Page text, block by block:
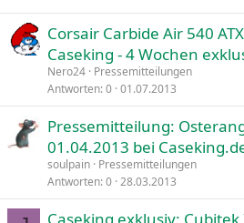
Corsair Carbide Air 540
Caseking - 4 Wochen
Nero24 Pressemitteilungen
Antworten 0 01.07.2013
Pressemitteilung:
01.04.2013 bei
soulpain Pressemitteilungen
Antworten 0 28.03.2013
Caseking exklusiv: